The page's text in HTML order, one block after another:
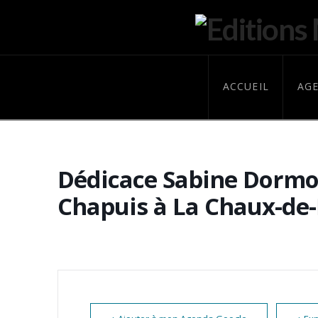
ACCUEIL
Dédicace Sabine
Chapuis à La Chaux-